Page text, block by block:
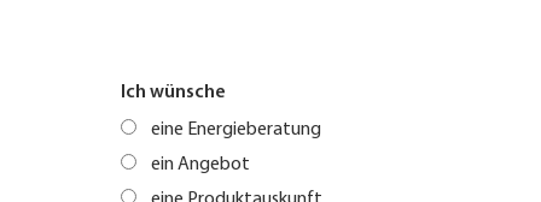
Ich wünsche
eine Energieberatung
ein Angebot